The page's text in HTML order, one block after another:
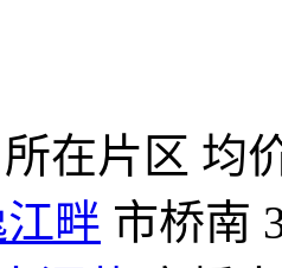
所在片区 均
畔 市桥南